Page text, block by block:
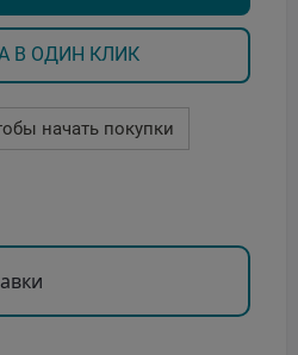
В ОДИН КЛИК
начать покупки